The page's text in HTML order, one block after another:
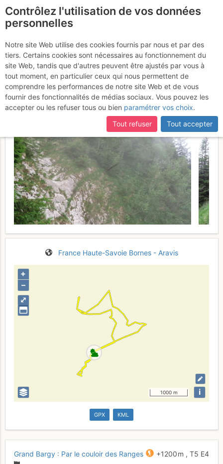
Grand Bargy : Par le
couloir des Ranges et
traversée Grotte de
Montarquis
Samedi 24 juin 2017
France Haute-Savoie Bornes - Aravis
⤢
+
–
1000 m i
GPX KML
Grand Bargy : Par le couloir des Ranges +1200 m , T5 E4
Contrôlez l'utilisation de vos données
personnelles
Notre site Web utilise des cookies fournis par nous et par des
tiers. Certains cookies sont nécessaires au fonctionnement du
site Web, tandis que d'autres peuvent être ajustés par vous à
tout moment, en particulier ceux qui nous permettent de
comprendre les performances de notre site Web et de vous
fournir des fonctionnalités de médias sociaux. Vous pouvez les
accepter ou les refuser tous ou bien paramétrer vos choix.
Tout refuser
Tout accepter